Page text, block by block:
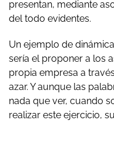
presentan, mediante
del todo evidentes.
Un ejemplo de
sería el proponer a los
propia empresa a
azar. Y aunque las
nada que ver, cuando
realizar este ejercicio,